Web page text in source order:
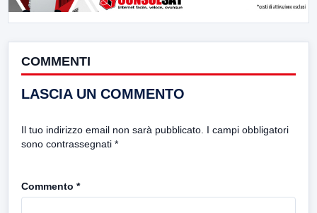
COMMENTI
LASCIA UN COMMENTO
Il tuo indirizzo email non sarà pubblicato. I campi obbligatori
sono contrassegnati *
Commento *